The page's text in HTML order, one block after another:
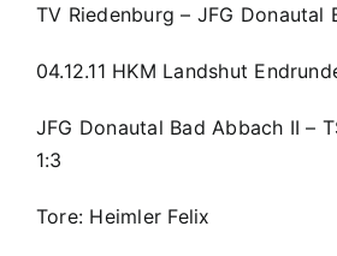
TV Riedenburg – JFG Donautal
04.12.11 HKM Landshut
JFG Donautal Bad Abbach II –
1:3
Tore: Heimler Felix